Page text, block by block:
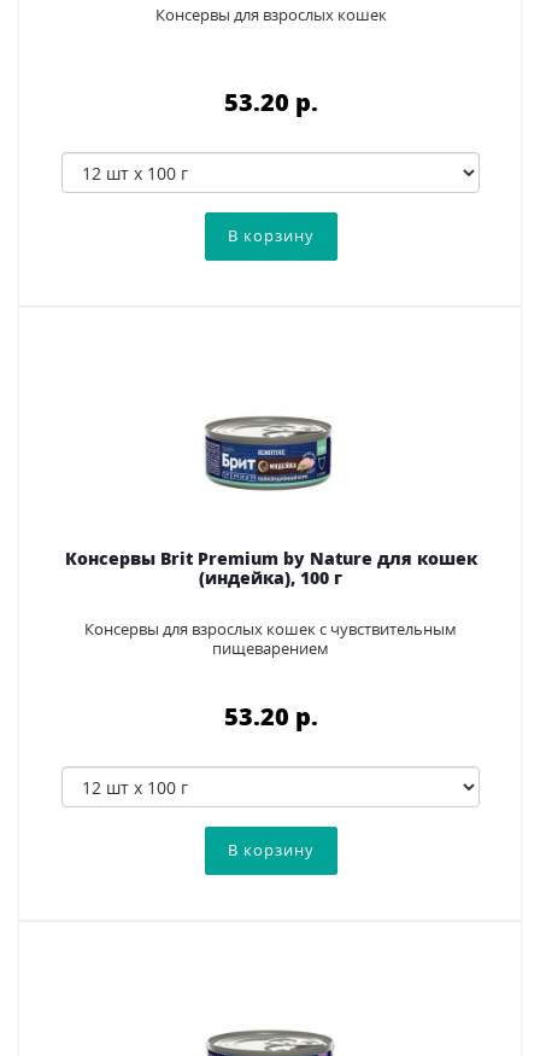
Консервы для взрослых кошек
53.20 p.
Консервы Brit Premium by Nature для кошек
(индейка), 100 г
Консервы для взрослых кошек с чувствительным
пищеварением
53.20 p.